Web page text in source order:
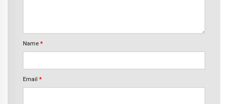
Name *
Email *